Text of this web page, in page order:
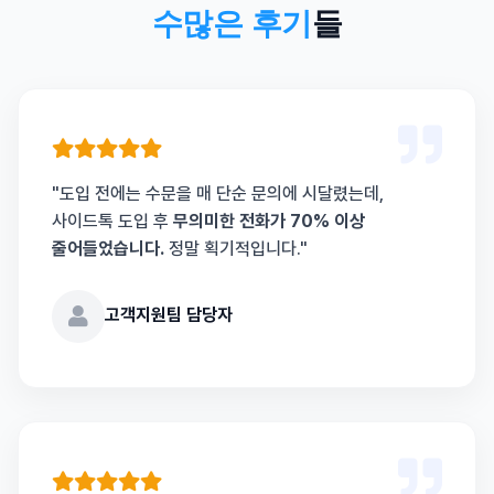
수많은 후기들
"도입 전에는 수문을 매 단순 문의에 시달렸는데,
사이드톡 도입 후 무의미한 전화가 70% 이상
줄어들었습니다. 정말 획기적입니다."
고객지원팀 담당자